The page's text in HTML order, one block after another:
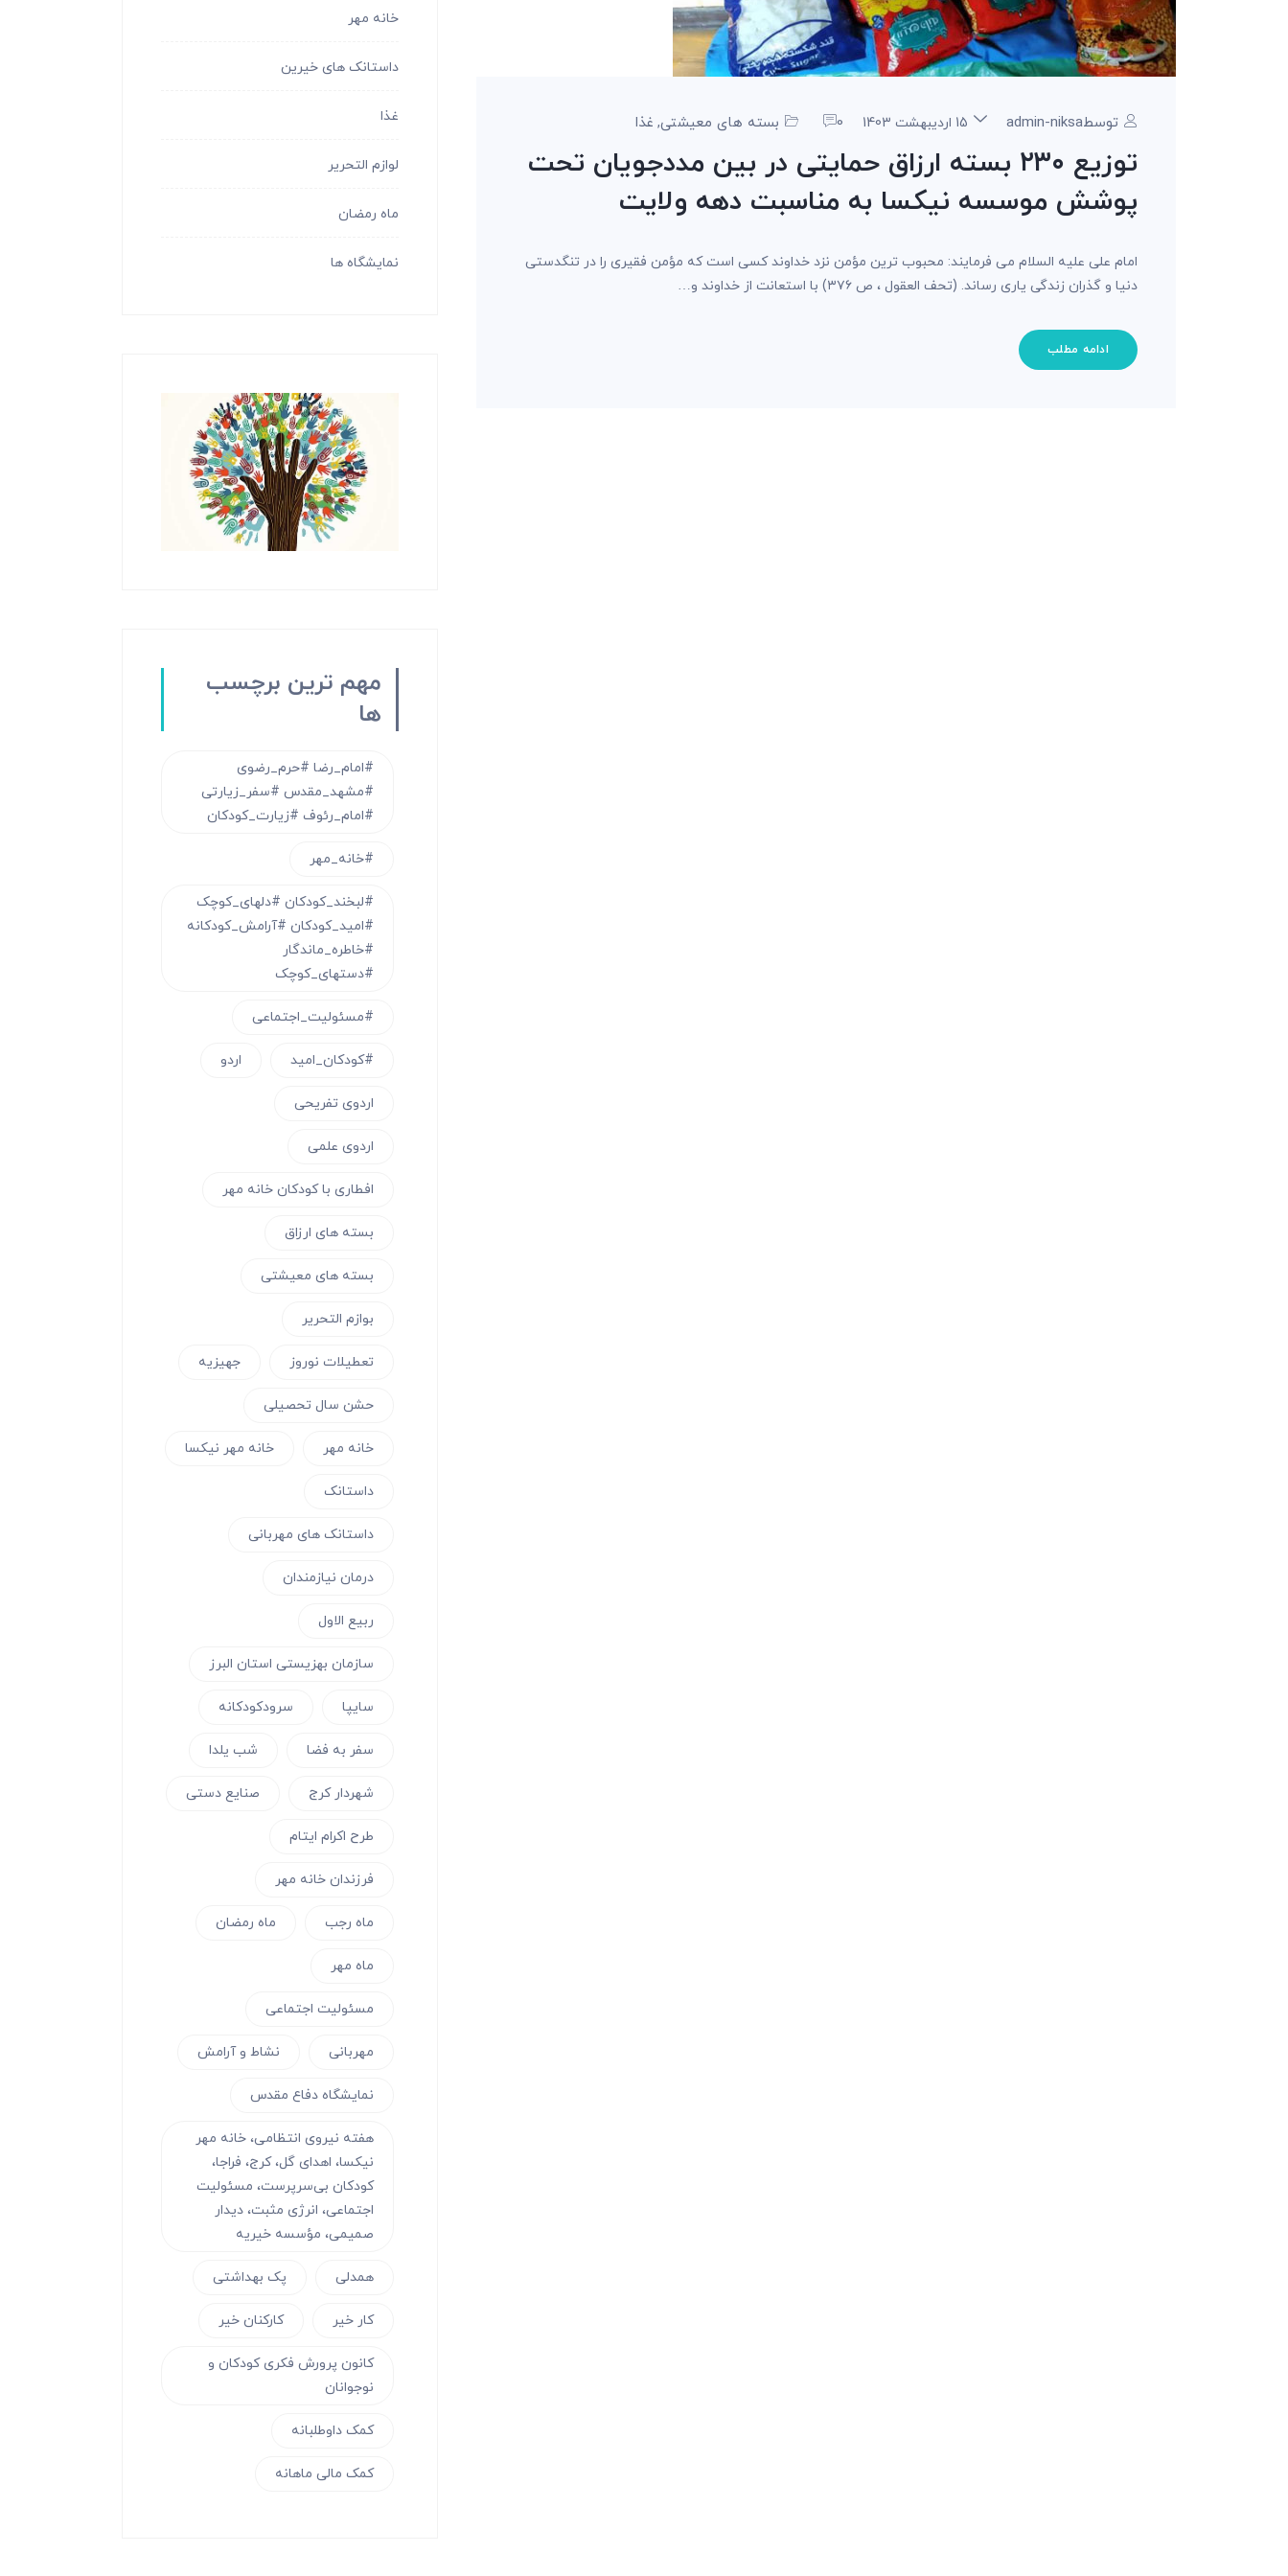
توسطadmin-niksa 15 اردیبهشت 1403 0 بسته های معیشتی, غذا
توزیع ۲۳۰ بسته ارزاق حمایتی در بین مددجویان تحت
پوشش موسسه نیکسا به مناسبت دهه ولایت
امام على عليه السلام می فرمایند: محبوب ترین مؤمن نزد خداوند کسی است که مؤمن فقیری را در تنگدستی
دنیا و گذران زندگی یاری رساند. (تحف العقول ، ص ۳۷۶) با استعانت از خداوند و…
ادامه مطلب
خانه مهر
داستانک های خیرین
غذا
لوازم التحریر
ماه رمضان
نمایشگاه ها
مهم ترین برچسب
ها
#امام_رضا #حرم_رضوی
#مشهد_مقدس #سفر_زیارتی
#امام_رئوف #زیارت_کودکان
#خانه_مهر
#لبخند_کودکان #دلهای_کوچک
#امید_کودکان #آرامش_کودکانه
#خاطره_ماندگار
#دستهای_کوچک
#مسئولیت_اجتماعی
#کودکان_امید اردو
اردوی تفریحی
اردوی علمی
افطاری با کودکان خانه مهر
بسته های ارزاق
بسته های معیشتی
بوازم التحریر
تعطیلات نوروز جهیزیه
حشن سال تحصیلی
خانه مهر خانه مهر نیکسا
داستانک
داستانک های مهربانی
درمان نیازمندان
ربیع الاول
سازمان بهزیستی استان البرز
سایپا سرودکودکانه
سفر به فضا شب یلدا
شهردار کرج صنایع دستی
طرح اکرام ایتام
فرزندان خانه مهر
ماه رجب ماه رمضان
ماه مهر
مسئولیت اجتماعی
مهربانی نشاط و آرامش
نمایشگاه دفاع مقدس
هفته نیروی انتظامی، خانه مهر
نیکسا، اهدای گل، کرج، فراجا،
کودکان بی‌سرپرست، مسئولیت
اجتماعی، انرژی مثبت، دیدار
صمیمی، مؤسسه خیریه
همدلی پک بهداشتی
کار خیر کارکنان خیر
کانون پرورش فکری کودکان و
نوجوانان
کمک داوطلبانه
کمک مالی ماهانه